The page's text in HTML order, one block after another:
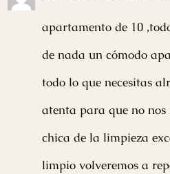
apartamento de 10
de nada un cómodo
todo lo que necesitas
atenta para que no
chica de la limpieza
limpio volveremos a